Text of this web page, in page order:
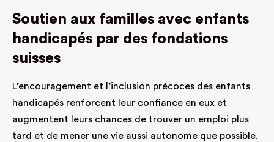
Soutien aux familles avec enfants
handicapés par des fondations
suisses
L’encouragement et l’inclusion précoces des enfants
handicapés renforcent leur confiance en eux et
augmentent leurs chances de trouver un emploi plus
tard et de mener une vie aussi autonome que possible.